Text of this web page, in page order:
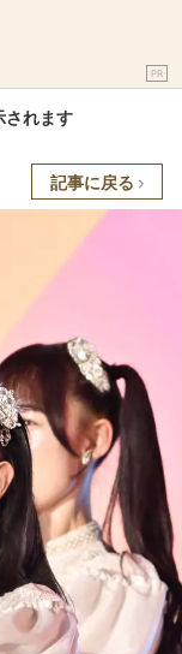
PR
されます
記事に戻る